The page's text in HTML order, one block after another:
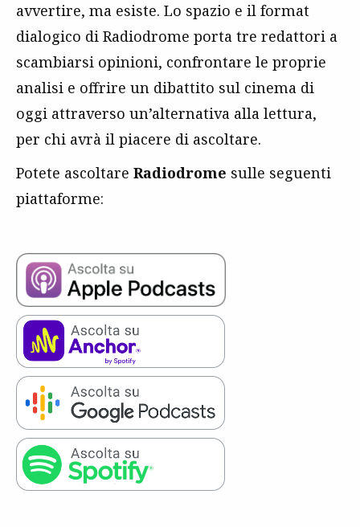
avvertire, ma esiste. Lo spazio e il format
dialogico di Radiodrome porta tre redattori a
scambiarsi opinioni, confrontare le proprie
analisi e offrire un dibattito sul cinema di
oggi attraverso un’alternativa alla lettura,
per chi avrà il piacere di ascoltare.
Potete ascoltare Radiodrome sulle seguenti
piattaforme: